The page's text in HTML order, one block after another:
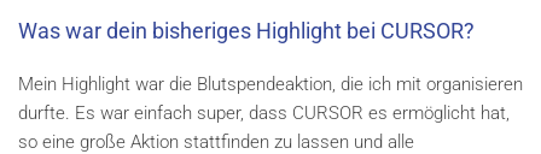
Was war dein bisheriges Highlight bei CURSOR?
Mein Highlight war die Blutspendeaktion, die ich mit organisieren
durfte. Es war einfach super, dass CURSOR es ermöglicht hat,
so eine große Aktion stattfinden zu lassen und alle